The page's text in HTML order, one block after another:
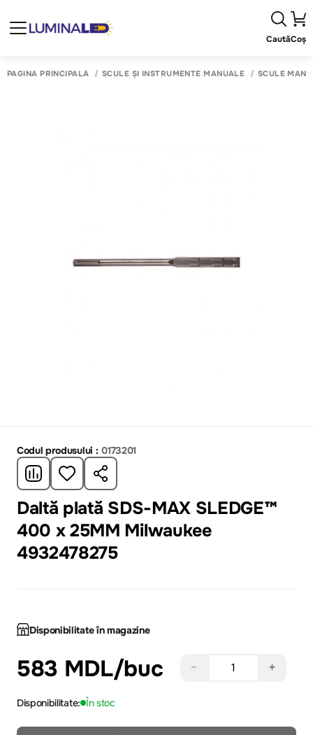
CautăCoș
PAGINA PRINCIPALĂ SCULE ȘI INSTRUMENTE MANUALE SCULE
Codul produsului : 0173201
Daltă plată SDS-MAX SLEDGE™
400 x 25MM Milwaukee
4932478275
Disponibilitate în magazine
583 MDL/buc − +
Disponibilitate: În stoc